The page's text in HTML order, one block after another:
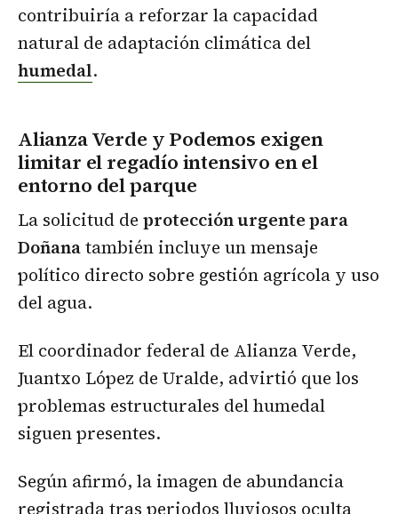
contribuiría a reforzar la capacidad
natural de adaptación climática del
humedal.
Alianza Verde y Podemos exigen
limitar el regadío intensivo en el
entorno del parque
La solicitud de protección urgente para
Doñanatambién incluye un mensaje
político directo sobre gestión agrícola y uso
del agua.
El coordinador federal de Alianza Verde,
Juantxo López de Uralde, advirtió que los
problemas estructurales del humedal
siguen presentes.
Según afirmó, la imagen de abundancia
registrada tras periodos lluviosos oculta